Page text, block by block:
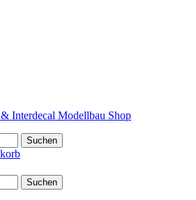
Suchen
Suchen